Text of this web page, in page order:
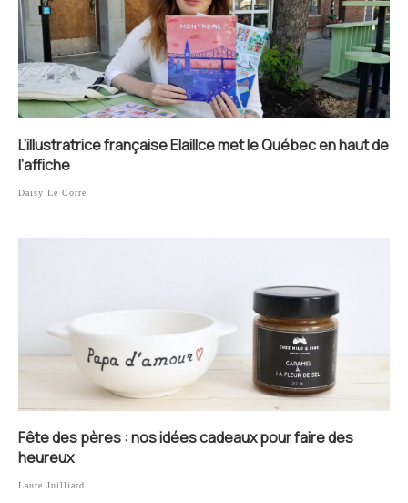
L’illustratrice française Elaillce met le Québec en haut de
l’affiche
Daisy Le Corre
Fête des pères : nos idées cadeaux pour faire des
heureux
Laure Juilliard